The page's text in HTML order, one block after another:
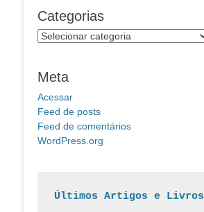
Categorias
Categorias
Meta
Acessar
Feed de posts
Feed de comentários
WordPress.org
Últimos Artigos e Livros